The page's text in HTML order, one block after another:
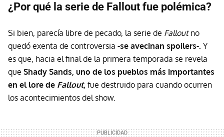
¿Por qué la serie de Fallout fue polémica?
Si bien, parecía libre de pecado, la serie de Falloutno
quedó exenta de controversia -se avecinan spoilers-. Y
es que, hacia el final de la primera temporada se revela
que Shady Sands, uno de los pueblos más importantes
en el lore de Fallout, fue destruido para cuando ocurren
los acontecimientos del show.